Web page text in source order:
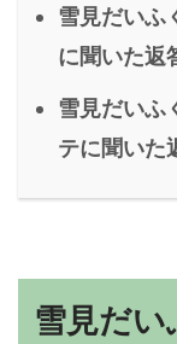
雪見だいふ
に聞いた返
雪見だいふ
テに聞いた
雪見だ